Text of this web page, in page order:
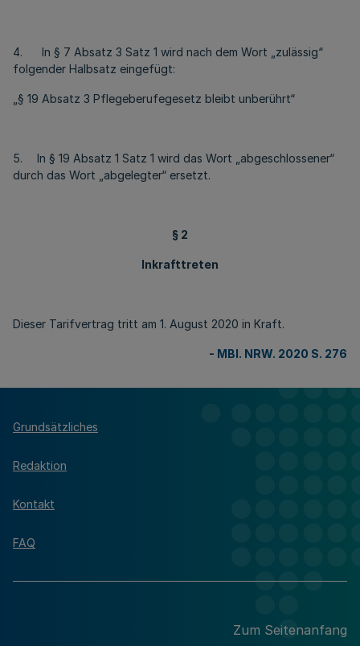
4. In § 7 Absatz 3 Satz 1 wird nach dem Wort „zulässig“
folgender Halbsatz eingefügt:
„§ 19 Absatz 3 Pflegeberufegesetz bleibt unberührt“
5.
In § 19 Absatz 1 Satz 1 wird das Wort „abgeschlossener“
durch das Wort „abgelegter“ ersetzt.
§ 2
Inkrafttreten
Dieser Tarifvertrag tritt am 1. August 2020 in Kraft.
- MBl. NRW. 2020 S. 276
Grundsätzliches
Redaktion
Kontakt
FAQ
Zum Seitenanfang